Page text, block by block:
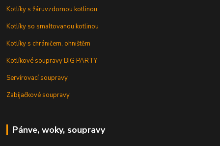
Kotlíky s žáruvzdornou kotlinou
Kotlíky so smaltovanou kotlinou
Kotlíky s chráničem, ohništěm
Kotlíkové soupravy BIG PARTY
Servírovací soupravy
Zabijačkové soupravy
Pánve, woky, soupravy